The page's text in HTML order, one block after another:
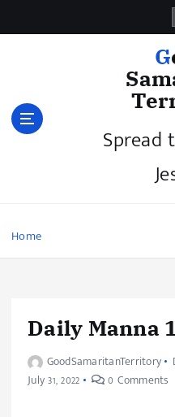
Good
Spread
Home
Daily Manna
GoodSamaritanTerritory
July 31, 2022
0 Comments